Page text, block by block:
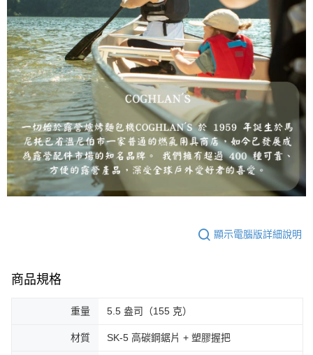
顯示電腦版詳細說明
商品規格
重量 5.5 盎司（155 克）
材質 SK-5 高碳鋼鋸片 + 塑膠握把